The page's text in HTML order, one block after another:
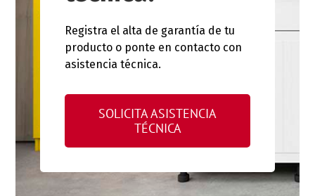
Registra el alta de garantía de tu
producto o ponte en contacto con
asistencia técnica.
SOLICITA ASISTENCIA
TÉCNICA